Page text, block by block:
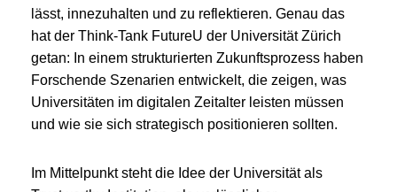
lässt, innezuhalten und zu reflektieren. Genau das
hat der Think-Tank FutureU der Universität Zürich
getan: In einem strukturierten Zukunftsprozess haben
Forschende Szenarien entwickelt, die zeigen, was
Universitäten im digitalen Zeitalter leisten müssen
und wie sie sich strategisch positionieren sollten.
Im Mittelpunkt steht die Idee der Universität als